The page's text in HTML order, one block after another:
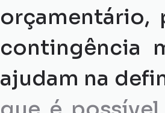
orçamentário,
contingência
ajudam na